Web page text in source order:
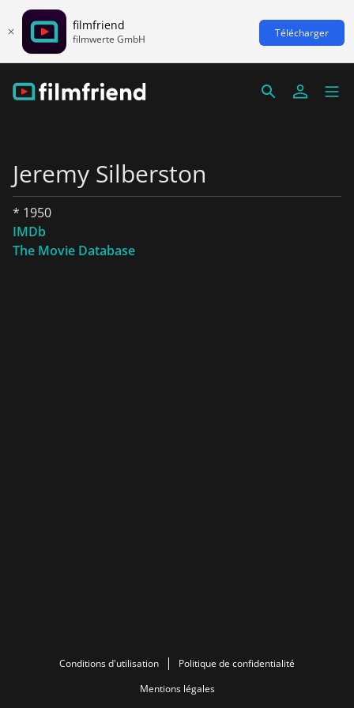
filmfriend
filmwerte GmbH Télécharger
Jeremy Silberston
* 1950
IMDb
The Movie Database
Conditions d'utilisation
Politique de confidentialité
Mentions légales